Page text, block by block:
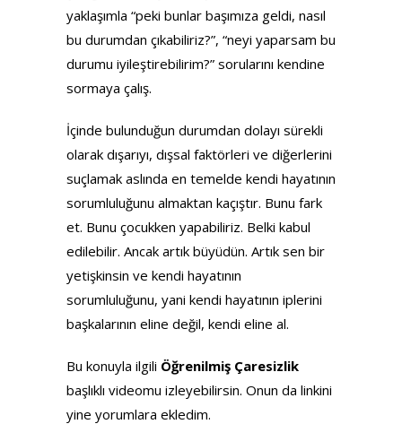
yaklaşımla “peki bunlar başımıza geldi, nasıl
bu durumdan çıkabiliriz?”, “neyi yaparsam bu
durumu iyileştirebilirim?” sorularını kendine
sormaya çalış.
İçinde bulunduğun durumdan dolayı sürekli
olarak dışarıyı, dışsal faktörleri ve diğerlerini
suçlamak aslında en temelde kendi hayatının
sorumluluğunu almaktan kaçıştır. Bunu fark
et. Bunu çocukken yapabiliriz. Belki kabul
edilebilir. Ancak artık büyüdün. Artık sen bir
yetişkinsin ve kendi hayatının
sorumluluğunu, yani kendi hayatının iplerini
başkalarının eline değil, kendi eline al.
Bu konuyla ilgili Öğrenilmiş Çaresizlik
başlıklı videomu izleyebilirsin. Onun da linkini
yine yorumlara ekledim.